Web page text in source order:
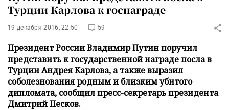
Турции Карлова к госнаграде
19 декабря 2016, 22:50 59
Президент России Владимир Путин поручил
представить к государственной награде посла в
Турции Андрея Карлова, а также выразил
соболезнования родным и близким убитого
дипломата, сообщил пресс-секретарь президента
Дмитрий Песков.